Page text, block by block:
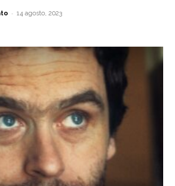
- 14 agosto, 2023